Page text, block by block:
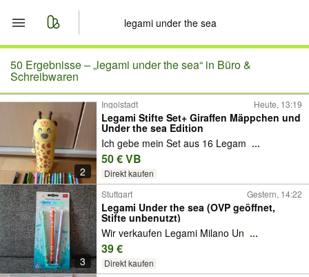
Start
Merkliste
Nachrichten
Anzeige aufgeben
50 Ergebnisse –„legami under the sea“ in Büro &
Schreibwaren
2
Ingolstadt Heute, 13:19
Legami Stifte Set+ Giraffen Mäppchen und
Under the sea Edition
Ich gebe mein Set aus 16 Legam ...
50 € VB
Direkt kaufen
3
Stuttgart Gestern, 14:22
Legami Under the sea (OVP geöffnet,
Stifte unbenutzt)
Wir verkaufen Legami Milano Un ...
39 €
Direkt kaufen